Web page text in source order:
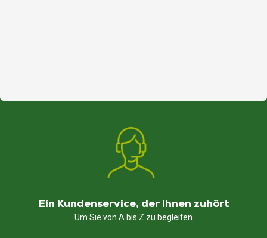
Ein Kundenservice, der Ihnen zuhört
Um Sie von A bis Z zu begleiten